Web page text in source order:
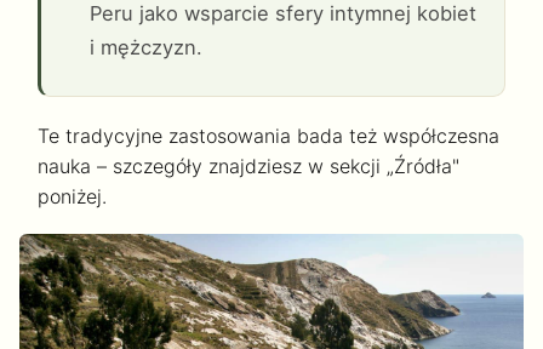
Peru jako wsparcie sfery intymnej kobiet
i mężczyzn.
Te tradycyjne zastosowania bada też współczesna
nauka – szczegóły znajdziesz w sekcji „Źródła"
poniżej.